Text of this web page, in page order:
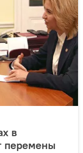
в
перемены